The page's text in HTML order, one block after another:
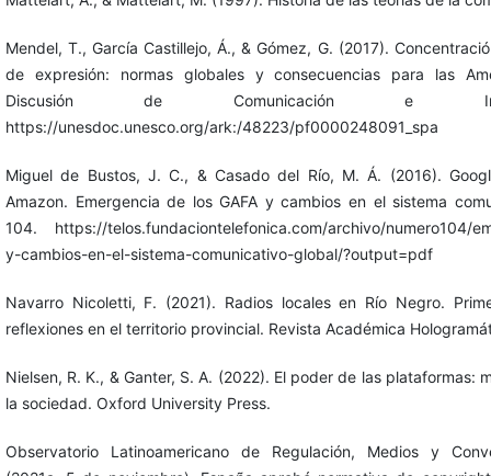
Mendel, T., García Castillejo, Á., & Gómez, G. (2017).
de expresión: normas globales y consecuencias para las
Discusión de Comunicación e
https://unesdoc.unesco.org/ark:/48223/pf0000248091_spa
Miguel de Bustos, J. C., & Casado del Río, M. Á. (2016).
Amazon. Emergencia de los GAFA y cambios en el sistema
104. https://telos.fundaciontelefonica.com/archivo/numero104/
y-cambios-en-el-sistema-comunicativo-global/?output=pdf
Navarro Nicoletti, F. (2021). Radios locales en Río Negro.
reflexiones en el territorio provincial. Revista Académica
Nielsen, R. K., & Ganter, S. A. (2022). El poder de las plataformas:
la sociedad. Oxford University Press.
Observatorio Latinoamericano de Regulación, Medios y